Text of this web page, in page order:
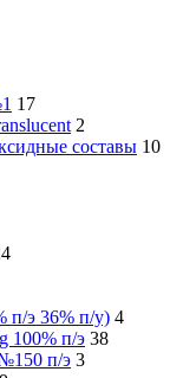
17
2
составы 10
п/э 36% п/у) 4
100% п/э 38
п/э 3